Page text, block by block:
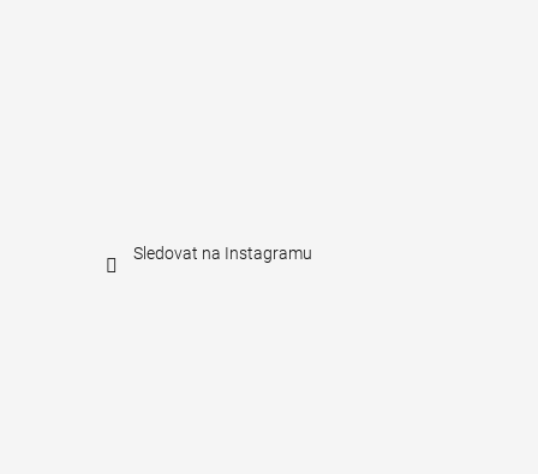
Sledovat na Instagramu